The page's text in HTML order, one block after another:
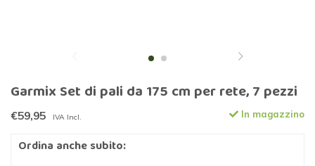
Garmix Set di pali da 175 cm per rete, 7 pezzi
€59,95 IVA Incl. In magazzino
Ordina anche subito: